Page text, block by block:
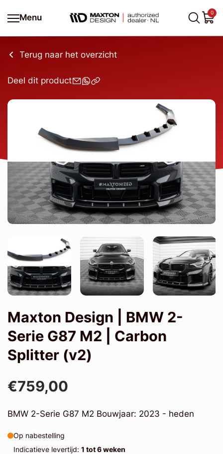
Menu
0
Terug naar het overzicht
Deel dit product
Maxton Design | BMW 2-
Serie G87 M2 | Carbon
Splitter (v2)
€759,00
BMW 2-Serie G87 M2 Bouwjaar: 2023 - heden
Op nabestelling
Indicatieve levertijd: 1 tot 6 weken